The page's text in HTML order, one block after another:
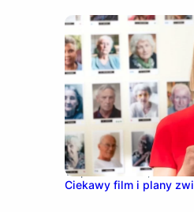
13 października, 2021
Ciekawy film i plany